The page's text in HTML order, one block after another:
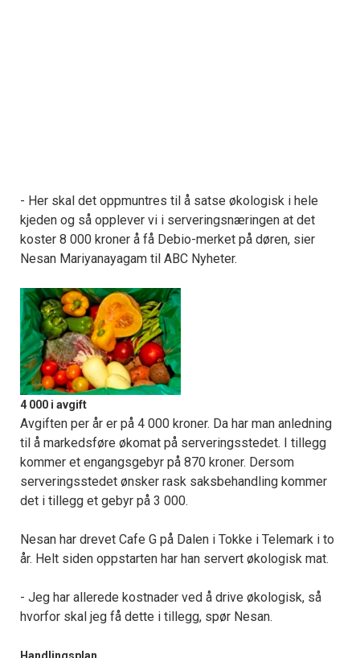
- Her skal det oppmuntres til å satse økologisk i hele
kjeden og så opplever vi i serveringsnæringen at det
koster 8 000 kroner å få Debio-merket på døren, sier
Nesan Mariyanayagam til ABC Nyheter.
4 000 i avgift
Avgiften per år er på 4 000 kroner. Da har man anledning
til å markedsføre økomat på serveringsstedet. I tillegg
kommer et engangsgebyr på 870 kroner. Dersom
serveringsstedet ønsker rask saksbehandling kommer
det i tillegg et gebyr på 3 000.
Nesan har drevet Cafe G på Dalen i Tokke i Telemark i to
år. Helt siden oppstarten har han servert økologisk mat.
- Jeg har allerede kostnader ved å drive økologisk, så
hvorfor skal jeg få dette i tillegg, spør Nesan.